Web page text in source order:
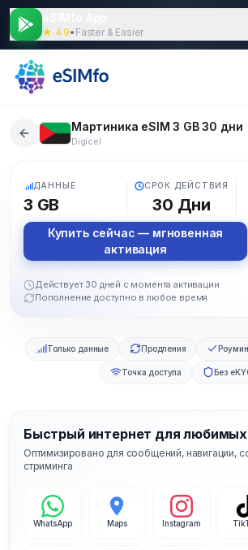
★ 4.9• Faster & Easier
Мартиника eSIM 3 GB 30 дни
Digicel
ДАННЫЕ
3 GB
СРОК ДЕЙСТВИЯ
30 Дни
Купить сейчас — мгновенная
активация
Действует 30 дней с момента активации
Пополнение доступно в любое время
Только данные Продления
Точка доступа Без
Быстрый интернет для
Оптимизировано для сообщений, навигации,
стриминга
WhatsApp Maps Instagram